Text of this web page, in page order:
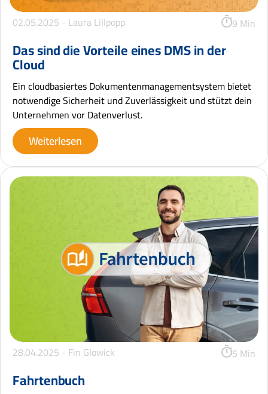
02.05.2025 - Laura Lillpopp 9 Min
Das sind die Vorteile eines DMS in der
Cloud
Ein cloudbasiertes Dokumentenmanagementsystem bietet
notwendige Sicherheit und Zuverlässigkeit und stützt dein
Unternehmen vor Datenverlust.
Weiterlesen
28.04.2025 - Fin Glowick 5 Min
Fahrtenbuch